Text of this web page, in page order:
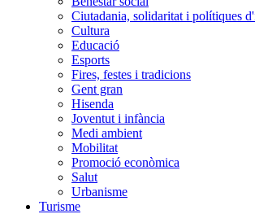
Ciutadania, solidaritat i polítiques
Cultura
Educació
Esports
Fires, festes i tradicions
Gent gran
Hisenda
Joventut i infància
Medi ambient
Mobilitat
Promoció econòmica
Salut
Urbanisme
Turisme